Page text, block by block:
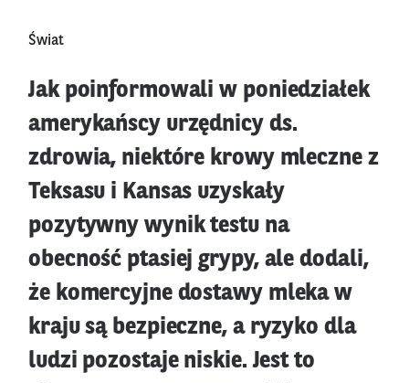
Świat
Jak poinformowali w poniedziałek
amerykańscy urzędnicy ds.
zdrowia, niektóre krowy mleczne z
Teksasu i Kansas uzyskały
pozytywny wynik testu na
obecność ptasiej grypy, ale dodali,
że komercyjne dostawy mleka w
kraju są bezpieczne, a ryzyko dla
ludzi pozostaje niskie. Jest to